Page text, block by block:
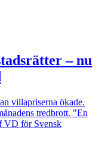
– nu
villapriserna ökade.
tredbrott. "En
VD för Svensk